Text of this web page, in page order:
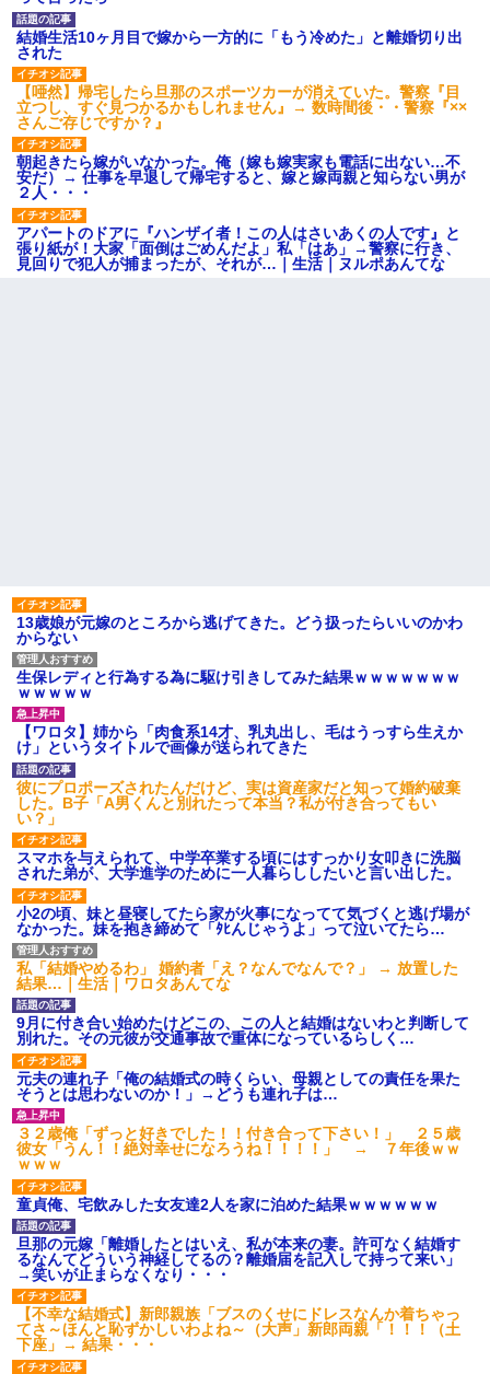
結婚生活10ヶ月目で嫁から一方的に「もう冷めた」と離婚切り出
された
【唖然】帰宅したら旦那のスポーツカーが消えていた。警察『目
立つし、すぐ見つかるかもしれません』→ 数時間後・・警察『××
さんご存じですか？』
朝起きたら嫁がいなかった。俺（嫁も嫁実家も電話に出ない…不
安だ）→ 仕事を早退して帰宅すると、嫁と嫁両親と知らない男が
２人・・・
アパートのドアに『ハンザイ者！この人はさいあくの人です』と
張り紙が！大家「面倒はごめんだよ」私「はあ」→警察に行き、
見回りで犯人が捕まったが、それが…｜生活｜ヌルポあんてな
13歳娘が元嫁のところから逃げてきた。どう扱ったらいいのかわ
からない
生保レディと行為する為に駆け引きしてみた結果ｗｗｗｗｗｗｗ
ｗｗｗｗｗ
【ワロタ】姉から「肉食系14才、乳丸出し、毛はうっすら生えか
け」というタイトルで画像が送られてきた
彼にプロポーズされたんだけど、実は資産家だと知って婚約破棄
した。B子「A男くんと別れたって本当？私が付き合ってもい
い？」
スマホを与えられて、中学卒業する頃にはすっかり女叩きに洗脳
された弟が、大学進学のために一人暮らししたいと言い出した。
小2の頃、妹と昼寝してたら家が火事になってて気づくと逃げ場が
なかった。妹を抱き締めて「ﾀﾋんじゃうよ」って泣いてたら…
私「結婚やめるわ」 婚約者「え？なんでなんで？」 → 放置した
結果…｜生活｜ワロタあんてな
9月に付き合い始めたけどこの、この人と結婚はないわと判断して
別れた。その元彼が交通事故で重体になっているらしく…
元夫の連れ子「俺の結婚式の時くらい、母親としての責任を果た
そうとは思わないのか！」→どうも連れ子は…
３２歳俺「ずっと好きでした！！付き合って下さい！」 ２５歳
彼女「うん！！絶対幸せになろうね！！！！」 → ７年後ｗｗ
ｗｗｗ
童貞俺、宅飲みした女友達2人を家に泊めた結果ｗｗｗｗｗｗ
旦那の元嫁「離婚したとはいえ、私が本来の妻。許可なく結婚す
るなんてどういう神経してるの？離婚届を記入して持って来い」
→笑いが止まらなくなり・・・
【不幸な結婚式】新郎親族「ブスのくせにドレスなんか着ちゃっ
てさ～ほんと恥ずかしいわよね～（大声」新郎両親「！！！（土
下座」→ 結果・・・